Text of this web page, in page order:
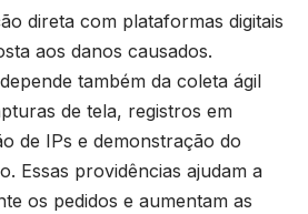
direta com plataformas digitais
aos danos causados.
também da coleta ágil
de tela, registros em
de IPs e demonstração do
Essas providências ajudam a
os pedidos e aumentam as